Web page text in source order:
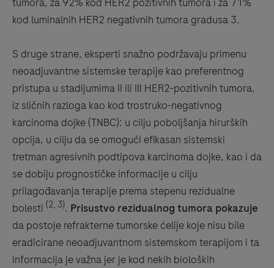
kod luminalnih HER2 negativnih tumora gradusa 3.
S druge strane, eksperti snažno podržavaju primenu
neoadjuvantne sistemske terapije kao preferentnog
pristupa u stadijumima II ili III HER2-pozitivnih tumora,
iz sličnih razloga kao kod trostruko-negativnog
karcinoma dojke (TNBC): u cilju poboljšanja hirurških
opcija, u cilju da se omogući efikasan sistemski
tretman agresivnih podtipova karcinoma dojke, kao i da
se dobiju prognostičke informacije u cilju
prilagođavanja terapije prema stepenu rezidualne
bolesti (2, 3). Prisustvo rezidualnog tumora pokazuje
da postoje refrakterne tumorske ćelije koje nisu bile
eradicirane neoadjuvantnom sistemskom terapijom i ta
informacija je važna jer je kod nekih bioloških